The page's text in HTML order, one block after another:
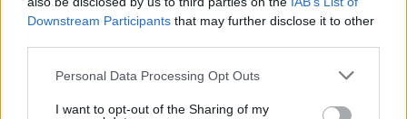
Downstream Participants that may further disclose it to other
Please note that this website/app uses one or more Google
not limited to your visit or usage behaviour. You may click to
Personal Data Processing Opt Outs
I want to opt-out of the Sharing of my
Mick Jagger